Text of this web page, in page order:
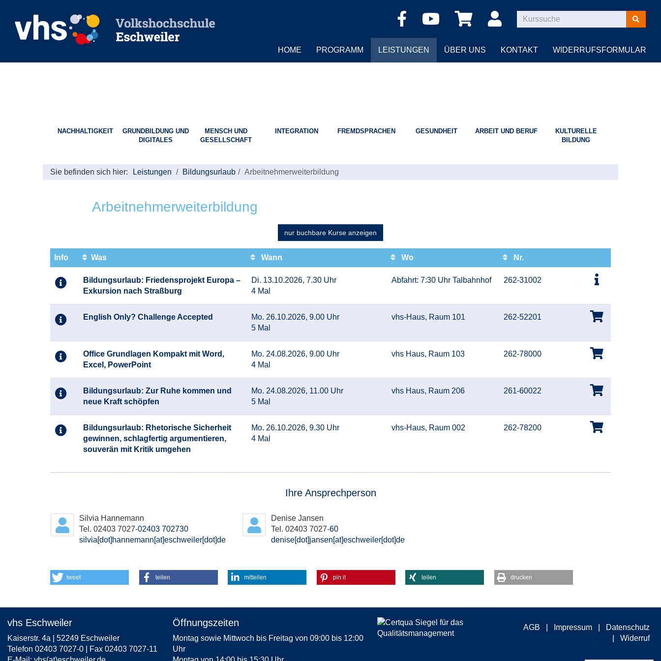
Kurse
suchen
HOME PROGRAMM LEISTUNGEN ÜBER UNS KONTAKT WIDERRUFSFORMULAR
NACHHALTIGKEIT
GRUNDBILDUNG UND
DIGITALES
MENSCH UND
GESELLSCHAFT
INTEGRATION FREMDSPRACHEN GESUNDHEIT ARBEIT UND BERUF
KULTURELLE
BILDUNG
Sie befinden sich hier: Leistungen Bildungsurlaub Arbeitnehmerweiterbildung
Arbeitnehmerweiterbildung
nur buchbare Kurse anzeigen
Tabellenüberschriften
sortiert
werden.
Info Was Wann Wo
Nr.
Kursstatus
Bildungsurlaub: Friedensprojekt Europa –
Exkursion nach Straßburg
Di. 13.10.2026, 7.30 Uhr
4 Mal
Abfahrt: 7:30 Uhr Talbahnhof 262-31002
English Only? Challenge Accepted
Mo. 26.10.2026, 9.00 Uhr
5 Mal
vhs-Haus, Raum 101 262-52201
Office Grundlagen Kompakt mit Word,
Excel, PowerPoint
Mo. 24.08.2026, 9.00 Uhr
4 Mal
vhs Haus, Raum 103 262-78000
Bildungsurlaub: Zur Ruhe kommen und
neue Kraft schöpfen
Mo. 24.08.2026, 11.00 Uhr
5 Mal
vhs Haus, Raum 206 261-60022
Bildungsurlaub: Rhetorische Sicherheit
gewinnen, schlagfertig argumentieren,
souverän mit Kritik umgehen
Mo. 26.10.2026, 9.30 Uhr
4 Mal
vhs-Haus, Raum 002 262-78200
Ihre Ansprechperson
Silvia Hannemann
Tel. 02403 7027-02403 702730
silvia[dot]hannemann[at]eschweiler[dot]de
Denise Jansen
Tel. 02403 7027-60
denise[dot]jansen[at]eschweiler[dot]de
tweet teilen mitteilen pin it teilen drucken
vhs Eschweiler
Kaiserstr. 4a | 52249 Eschweiler
Telefon 02403 7027-0 | Fax 02403 7027-11
Öffnungszeiten
Montag sowie Mittwoch bis Freitag von 09:00 bis 12:00
Uhr
AGB Impressum
Datenschutz
Widerruf